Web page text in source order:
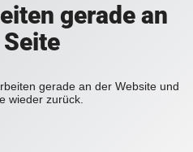
gerade an
gerade an der Website und
wieder zurück.